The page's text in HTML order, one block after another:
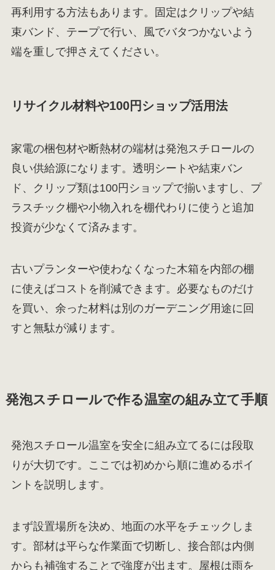
再利用する方法もあります。固定はクリップや結
束バンド、テープで行い、風でバタつかないよう
端を重しで押さえてください。
リサイクル材料や100円ショップ活用法
家電の梱包材や断熱材の端材は発泡スチロールの
良い供給源になります。透明シートや結束バン
ド、クリップ類は100円ショップで揃いますし、プ
ラスチック棚や小物入れを棚代わりに使うと追加
投資が少なくて済みます。
古いプランターや使わなくなった木箱を内部の棚
に使えばコストを削減できます。必要なものだけ
を買い、余った材料は別のガーデニング用途に回
すと無駄が減ります。
発泡スチロールで作る温室の組み立て手順
発泡スチロール温室を安全に組み立てるには段取
りが大切です。ここでは初めから順に進めるポイ
ントを説明します。
まず設置場所を決め、地面の水平をチェックしま
す。部材は平らな作業面で切断し、接合部は内側
からも補強することで強度が出ます。屋根は雨を